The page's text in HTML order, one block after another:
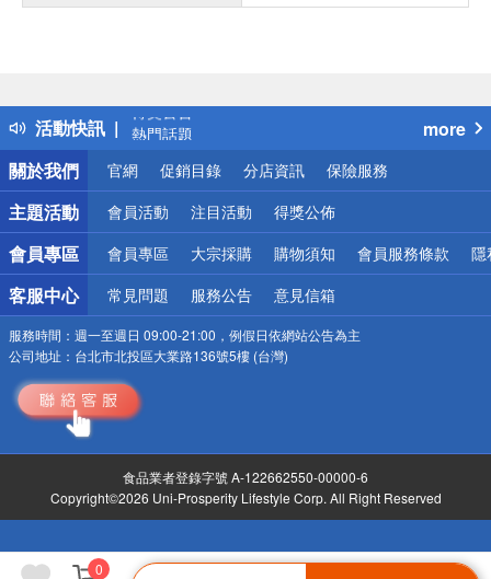
0
活動快訊
得獎公告
熱門話題
銀行優惠
偏遠地區配送
詐騙網頁！請小心！
more
關於我們
官網 促銷目錄 分店資訊 保險服務
主題活動 會員活動 注目活動 得獎公佈
會員專區 會員專區 大宗採購 購物須知 會員服務條款 隱
客服中心 常見問題 服務公告 意見信箱
服務時間： 週一至週日 09:00-21:00，例假日依網站公告為主
公司地址： 台北市北投區大業路136號5樓 (台灣)
食品業者登錄字號 A-122662550-00000-6
Copyright©2026 Uni-Prosperity Lifestyle Corp. All Right Reserved